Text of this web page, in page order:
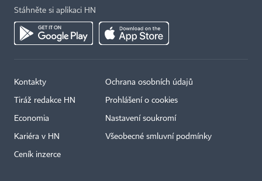
Stáhněte si aplikaci HN
Kontakty
Tiráž redakce HN
Economia
Kariéra v HN
Ceník inzerce
Ochrana osobních údajů
Prohlášení o cookies
Nastavení soukromí
Všeobecné smluvní podmínky